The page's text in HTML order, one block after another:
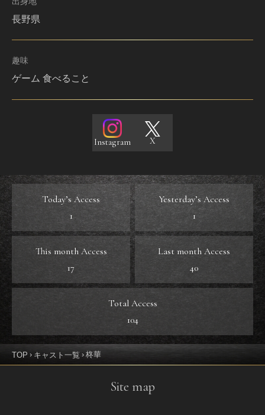
長野県
趣味
ゲーム 食べること
Instagram X
Today’s Access
1
Yesterday’s Access
1
This month Access
17
Last month Access
40
Total Access
104
TOP キャスト一覧 柊華
Site map